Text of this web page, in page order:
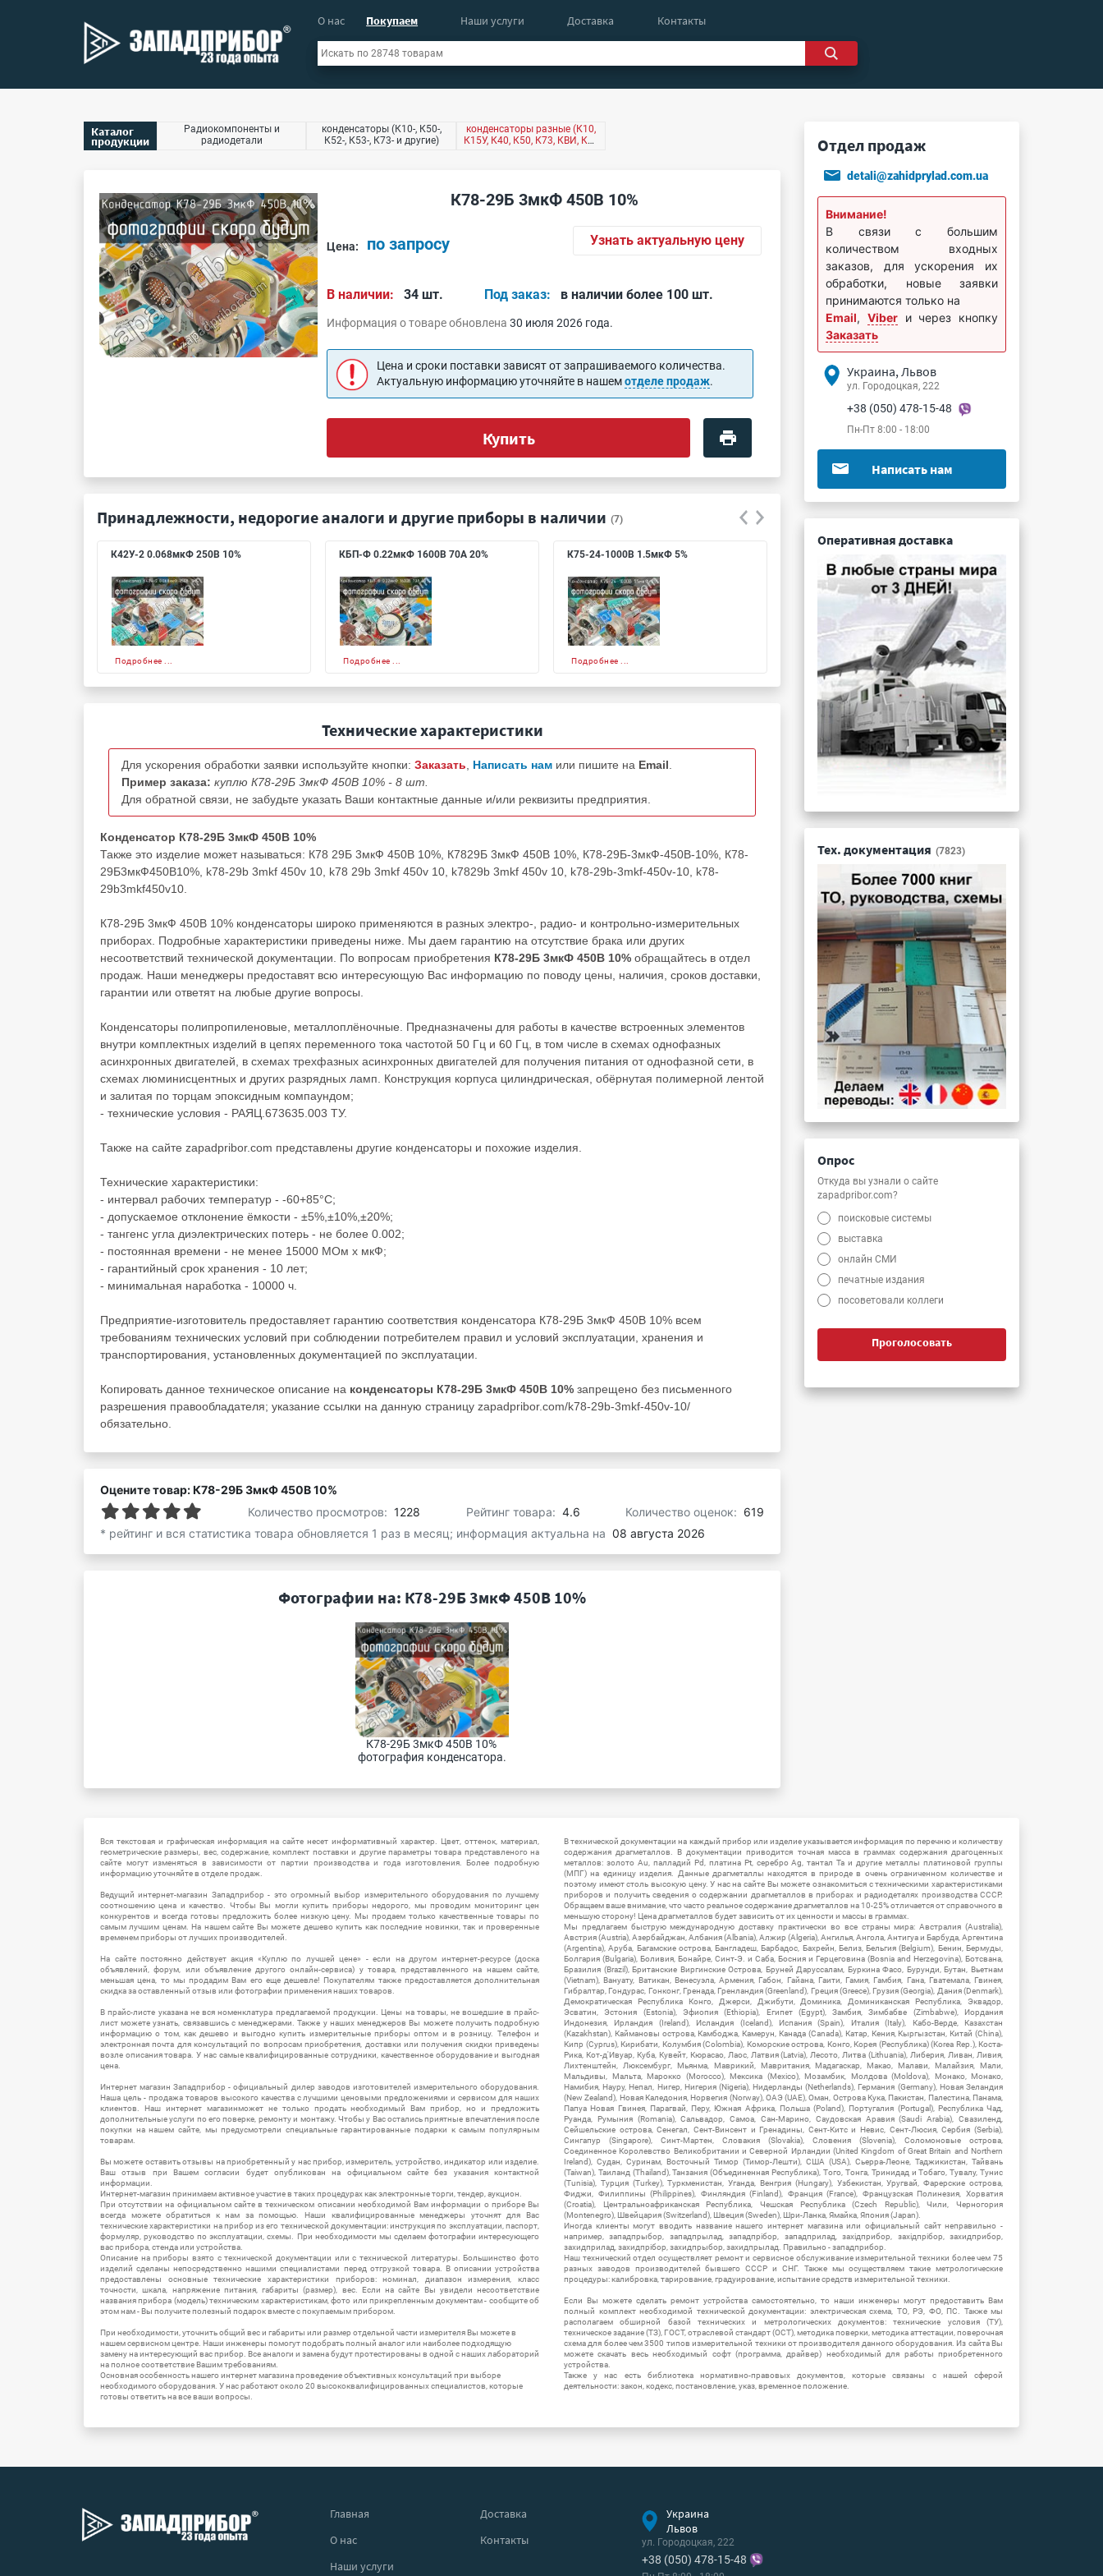
О нас Покупаем Наши услуги Доставка Контакты
Каталог
продукции
Радиокомпоненты и
радиодетали
конденсаторы (К10-, К50-,
К52-, К53-, К73- и другие)
конденсаторы разные (К10,
К15У, К40, К50, К73, КВИ, КМ,
К78-29Б 3мкФ 450В 10%
Цена: по запросу Узнать актуальную цену
В наличии: 34 шт. Под заказ: в наличии более 100 шт.
Информация о товаре обновлена30 июля 2026 года.
Цена и сроки поставки зависят от запрашиваемого количества.
Актуальную информацию уточняйте в нашемотделе продаж.
Купить
Принадлежности, недорогие аналоги и другие приборы в наличии (7)
К42У-2 0.068мкФ 250В 10%
Подробнее ...
КБП-Ф 0.22мкФ 1600В 70А 20%
Подробнее ...
К75-24-1000В 1.5мкФ 5%
Подробнее ...
К75-24-630В 1.5мкФ 5%
Подробнее ...
Технические характеристики
Для ускорения обработки заявки используйте кнопки: Заказать Написать нам или пишите на Email
Пример заказа: куплю К78-29Б 3мкФ 450В 10% - 8 шт.
Для обратной связи, не забудьте указать Ваши контактные данные и/или реквизиты предприятия.
Конденсатор К78-29Б 3мкФ 450В 10%
Также это изделие может называться: К78 29Б 3мкФ 450В 10%, К7829Б 3мкФ 450В 10%, К78-29Б-3мкФ-450В-10%, К78-
29Б3мкФ450В10%, k78-29b 3mkf 450v 10, k78 29b 3mkf 450v 10, k7829b 3mkf 450v 10, k78-29b-3mkf-450v-10, k78-
29b3mkf450v10.
К78-29Б 3мкФ 450В 10% конденсаторы широко применяются в разных электро-, радио- и контрольно-измерительных
приборах. Подробные характеристики приведены ниже. Мы даем гарантию на отсутствие брака или других
несоответствий технической документации. По вопросам приобретения К78-29Б 3мкФ 450В 10% обращайтесь в отдел
продаж. Наши менеджеры предоставят всю интересующую Вас информацию по поводу цены, наличия, сроков доставки,
гарантии или ответят на любые другие вопросы.
Конденсаторы полипропиленовые, металлоплёночные. Предназначены для работы в качестве встроенных элементов
внутри комплектных изделий в цепях переменного тока частотой 50 Гц и 60 Гц, в том числе в схемах однофазных
асинхронных двигателей, в схемах трехфазных асинхронных двигателей для получения питания от однофазной сети, в
схемах люминисцентных и других разрядных ламп. Конструкция корпуса цилиндрическая, обёрнутая полимерной лентой
и залитая по торцам эпоксидным компаундом;
- технические условия - РАЯЦ.673635.003 ТУ.
Также на сайте zapadpribor.com представлены другие конденсаторы и похожие изделия.
Технические характеристики:
- интервал рабочих температур - -60+85°C;
- допускаемое отклонение ёмкости - ±5%,±10%,±20%;
- тангенс угла диэлектрических потерь - не более 0.002;
- постоянная времени - не менее 15000 МОм x мкФ;
- гарантийный срок хранения - 10 лет;
- минимальная наработка - 10000 ч.
Предприятие-изготовитель предоставляет гарантию соответствия конденсатора К78-29Б 3мкФ 450В 10% всем
требованиям технических условий при соблюдении потребителем правил и условий эксплуатации, хранения и
транспортирования, установленных документацией по эксплуатации.
Копировать данное техническое описание на конденсаторы К78-29Б 3мкФ 450В 10% запрещено без письменного
разрешения правообладателя; указание ссылки на данную страницу zapadpribor.com/k78-29b-3mkf-450v-10/
обязательно.
Оцените товар: К78-29Б 3мкФ 450В 10%
Количество просмотров: 1228 Рейтинг товара: 4.6 Количество оценок: 619
* рейтинг и вся статистика товара обновляется 1 раз в месяц; информация актуальна на 08 августа 2026
Фотографии на: К78-29Б 3мкФ 450В 10%
К78-29Б 3мкФ 450В 10%
фотография конденсатора.
Отдел продаж
detali@zahidprylad.com.ua
Внимание!
В связи с большим
количеством входных
заказов, для ускорения их
обработки, новые заявки
принимаются только на
Email, Viberи через кнопку
Заказать
Украина, Львов
ул. Городоцкая, 222
+38 (050) 478-15-48
Пн-Пт 8:00 - 18:00
Написать нам
Оперативная доставка
Тех. документация (7823)
Опрос
Откуда вы узнали о сайте
zapadpribor.com?
поисковые системы
выставка
онлайн СМИ
печатные издания
посоветовали коллеги
Проголосовать
Вся текстовая и графическая информация на сайте несет информативный характер. Цвет, оттенок, материал,
геометрические размеры, вес, содержание, комплект поставки и другие параметры товара представленого на
сайте могут изменяться в зависимости от партии производства и года изготовления. Более подробную
информацию уточняйте в отделе продаж.
Ведущий интернет-магазин Западприбор - это огромный выбор измерительного оборудования по лучшему
соотношению цена и качество. Чтобы Вы могли купить приборы недорого, мы проводим мониторинг цен
конкурентов и всегда готовы предложить более низкую цену. Мы продаем только качественные товары по
самым лучшим ценам. На нашем сайте Вы можете дешево купить как последние новинки, так и проверенные
временем приборы от лучших производителей.
На сайте постоянно действует акция «Куплю по лучшей цене» - если на другом интернет-ресурсе (доска
объявлений, форум, или объявление другого онлайн-сервиса) у товара, представленного на нашем сайте,
меньшая цена, то мы продадим Вам его еще дешевле! Покупателям также предоставляется дополнительная
скидка за оставленный отзыв или фотографии применения наших товаров.
В прайс-листе указана не вся номенклатура предлагаемой продукции. Цены на товары, не вошедшие в прайс-
лист можете узнать, связавшись с менеджерами. Также у наших менеджеров Вы можете получить подробную
информацию о том, как дешево и выгодно купить измерительные приборы оптом и в розницу. Телефон и
электронная почта для консультаций по вопросам приобретения, доставки или получения скидки приведены
возле описания товара. У нас самые квалифицированные сотрудники, качественное оборудование и выгодная
цена.
Интернет магазин Западприбор - официальный дилер заводов изготовителей измерительного оборудования.
Наша цель - продажа товаров высокого качества с лучшими ценовыми предложениями и сервисом для наших
клиентов. Наш интернет магазинможет не только продать необходимый Вам прибор, но и предложить
дополнительные услуги по его поверке, ремонту и монтажу. Чтобы у Вас остались приятные впечатления после
покупки на нашем сайте, мы предусмотрели специальные гарантированные подарки к самым популярным
товарам.
Вы можете оставить отзывы на приобретенный у нас прибор, измеритель, устройство, индикатор или изделие.
Ваш отзыв при Вашем согласии будет опубликован на официальном сайте без указания контактной
информации.
Интернет-магазин принимаем активное участие в таких процедурах как электронные торги, тендер, аукцион.
При отсутствии на официальном сайте в техническом описании необходимой Вам информации о приборе Вы
всегда можете обратиться к нам за помощью. Наши квалифицированные менеджеры уточнят для Вас
технические характеристики на прибор из его технической документации: инструкция по эксплуатации, паспорт,
формуляр, руководство по эксплуатации, схемы. При необходимости мы сделаем фотографии интересующего
вас прибора, стенда или устройства.
Описание на приборы взято с технической документации или с технической литературы. Большинство фото
изделий сделаны непосредственно нашими специалистами перед отгрузкой товара. В описании устройства
предоставлены основные технические характеристики приборов: номинал, диапазон измерения, класс
точности, шкала, напряжение питания, габариты (размер), вес. Если на сайте Вы увидели несоответствие
названия прибора (модель) техническим характеристикам, фото или прикрепленным документам - сообщите об
этом нам - Вы получите полезный подарок вместе с покупаемым прибором.
При необходимости, уточнить общий вес и габариты или размер отдельной части измерителя Вы можете в
нашем сервисном центре. Наши инженеры помогут подобрать полный аналог или наиболее подходящую
замену на интересующий вас прибор. Все аналоги и замена будут протестированы в одной с наших лабораторий
на полное соответствие Вашим требованиям.
Основная особенность нашего интернет магазина проведение объективных консультаций при выборе
необходимого оборудования. У нас работают около 20 высококвалифицированных специалистов, которые
готовы ответить на все ваши вопросы.
В технической документации на каждый прибор или изделие указывается информация по перечню и количеству
содержания драгметаллов. В документации приводится точная масса в граммах содержания драгоценных
металлов: золото Au, палладий Pd, платина Pt, серебро Ag, тантал Ta и другие металлы платиновой группы
(МПГ) на единицу изделия. Данные драгметаллы находятся в природе в очень ограниченном количестве и
поэтому имеют столь высокую цену. У нас на сайте Вы можете ознакомиться с техническими характеристиками
приборов и получить сведения о содержании драгметаллов в приборах и радиодеталях производства СССР.
Обращаем ваше внимание, что часто реальное содержание драгметаллов на 10-25% отличается от справочного в
меньшую сторону! Цена драгметаллов будет зависить от их ценности и массы в граммах.
Мы предлагаем быструю международную доставку практически во все страны мира: Австралия (Australia),
Австрия (Austria), Азербайджан, Албания (Albania), Алжир (Algeria), Ангилья, Ангола, Антигуа и Барбуда, Аргентина
(Argentina), Аруба, Багамские острова, Бангладеш, Барбадос, Бахрейн, Белиз, Бельгия (Belgium), Бенин, Бермуды,
Болгария (Bulgaria), Боливия, Бонайре, Синт-Э. и Саба, Босния и Герцеговина (Bosnia and Herzegovina), Ботсвана,
Бразилия (Brazil), Британские Виргинские Острова, Бруней Даруссалам, Буркина Фасо, Бурунди, Бутан, Вьетнам
(Vietnam), Вануату, Ватикан, Венесуэла, Армения, Габон, Гайана, Гаити, Гамия, Гамбия, Гана, Гватемала, Гвинея,
Гибралтар, Гондурас, Гонконг, Гренада, Гренландия (Greenland), Греция (Greece), Грузия (Georgia), Дания (Denmark),
Демократическая Республика Конго, Джерси, Джибути, Доминика, Доминиканская Республика, Эквадор,
Эсватин, Эстония (Estonia), Эфиопия (Ethiopia), Египет (Egypt), Замбия, Зимбабве (Zimbabwe), Иордания
Индонезия, Ирландия (Ireland), Исландия (Iceland), Испания (Spain), Италия (Italy), Кабо-Верде, Казахстан
(Kazakhstan), Каймановы острова, Камбоджа, Камерун, Канада (Canada), Катар, Кения, Кыргызстан, Китай (China),
Кипр (Cyprus), Кирибати, Колумбия (Colombia), Коморские острова, Конго, Корея (Республика) (Korea Rep.), Коста-
Рика, Кот-д'Ивуар, Куба, Кувейт, Кюрасао, Лаос, Латвия (Latvia), Лесото, Литва (Lithuania), Либерия, Ливан, Ливия,
Лихтенштейн, Люксембург, Мьянма, Маврикий, Мавритания, Мадагаскар, Макао, Малави, Малайзия, Мали,
Мальдивы, Мальта, Марокко (Morocco), Мексика (Mexico), Мозамбик, Молдова (Moldova), Монако, Монако,
Намибия, Науру, Непал, Нигер, Нигерия (Nigeria), Нидерланды (Netherlands), Германия (Germany), Новая Зеландия
(New Zealand), Новая Каледония, Норвегия (Norway), ОАЭ (UAE), Оман, Острова Кука, Пакистан, Палестина, Панама,
Папуа Новая Гвинея, Парагвай, Перу, Южная Африка, Польша (Poland), Португалия (Portugal), Республика Чад,
Руанда, Румыния (Romania), Сальвадор, Самоа, Сан-Марино, Саудовская Аравия (Saudi Arabia), Свазиленд,
Сейшельские острова, Сенегал, Сент-Винсент и Гренадины, Сент-Китс и Невис, Сент-Люсия, Сербия (Serbia),
Сингапур (Singapore), Синт-Мартен, Словакия (Slovakia), Словения (Slovenia), Соломоновые острова,
Соединенное Королевство Великобритании и Северной Ирландии (United Kingdom of Great Britain and Northern
Ireland), Судан, Суринам, Восточный Тимор (Тимор-Лешти), США (USA), Сьерра-Леоне, Таджикистан, Тайвань
(Taiwan), Таиланд (Thailand), Танзания (Объединенная Республика), Того, Тонга, Тринидад и Тобаго, Тувалу, Тунис
(Tunisia), Турция (Turkey), Туркменистан, Уганда, Венгрия (Hungary), Узбекистан, Уругвай, Фарерские острова,
Фиджи, Филиппины (Philippines), Финляндия (Finland), Франция (France), Французская Полинезия, Хорватия
(Croatia), Центральноафриканская Республика, Чешская Республика (Czech Republic), Чили, Черногория
(Montenegro), Швейцария (Switzerland), Швеция (Sweden), Шри-Ланка, Ямайка, Япония (Japan).
Иногда клиенты могут вводить название нашего интернет магазина или официальный сайт неправильно -
например, западпрыбор, западпрылад, западпрібор, западприлад, західприбор, західпрібор, захидприбор,
захидприлад, захидпрібор, захидпрыбор, захидпрылад. Правильно - западприбор.
Наш технический отдел осуществляет ремонт и сервисное обслуживание измерительной техники более чем 75
разных заводов производителей бывшего СССР и СНГ. Также мы осуществляем такие метрологические
процедуры: калибровка, тарирование, градуирование, испытание средств измерительной техники.
Если Вы можете сделать ремонт устройства самостоятельно, то наши инженеры могут предоставить Вам
полный комплект необходимой технической документации: электрическая схема, ТО, РЭ, ФО, ПС. Также мы
располагаем обширной базой технических и метрологических документов: технические условия (ТУ),
техническое задание (ТЗ), ГОСТ, отраслевой стандарт (ОСТ), методика поверки, методика аттестации, поверочная
схема для более чем 3500 типов измерительной техники от производителя данного оборудования. Из сайта Вы
можете скачать весь необходимый софт (программа, драйвер) необходимый для работы приобретенного
устройства.
Также у нас есть библиотека нормативно-правовых документов, которые связаны с нашей сферой
деятельности: закон, кодекс, постановление, указ, временное положение.
Главная
Доставка
О нас
Контакты
Наши услуги
Украина
Львов
ул. Городоцкая, 222
+38 (050) 478-15-48